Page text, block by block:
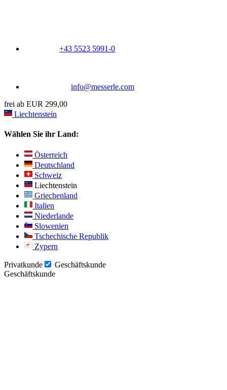
+43 5523 5991-0
info@messerle.com
frei ab EUR 299,00
Liechtenstein
Wählen Sie ihr Land:
Österreich
Deutschland
Schweiz
Liechtenstein
Griechenland
Italien
Niederlande
Slowenien
Tschechische Republik
Zypern
Privatkunde
Geschäftskunde
Geschäftskunde